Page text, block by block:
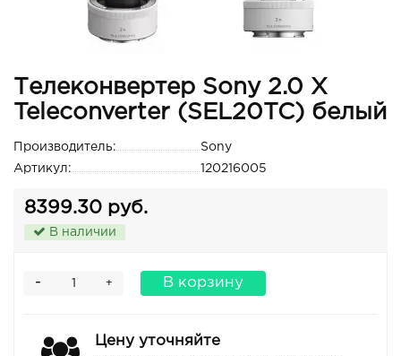
Телеконвертер Sony 2.0 X
Teleconverter (SEL20TC) белый
Производитель:
Sony
Артикул:
120216005
8399.30 руб.
В наличии
+
- В корзину
Цену уточняйте